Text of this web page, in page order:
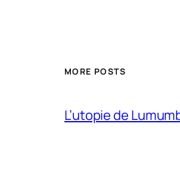
MORE POSTS
L’utopie de